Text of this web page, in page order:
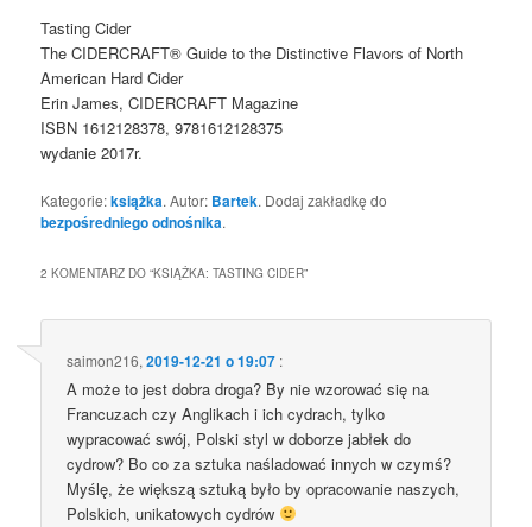
Tasting Cider
The CIDERCRAFT® Guide to the Distinctive Flavors of North
American Hard Cider
Erin James, CIDERCRAFT Magazine
ISBN 1612128378, 9781612128375
wydanie 2017r.
Kategorie:książka. Autor: Bartek. Dodaj zakładkę do
bezpośredniego odnośnika.
2 KOMENTARZ DO “KSIĄŻKA: TASTING CIDER”
saimon216,2019-12-21 o 19:07 :
A może to jest dobra droga? By nie wzorować się na
Francuzach czy Anglikach i ich cydrach, tylko
wypracować swój, Polski styl w doborze jabłek do
cydrow? Bo co za sztuka naśladować innych w czymś?
Myślę, że większą sztuką było by opracowanie naszych,
Polskich, unikatowych cydrów